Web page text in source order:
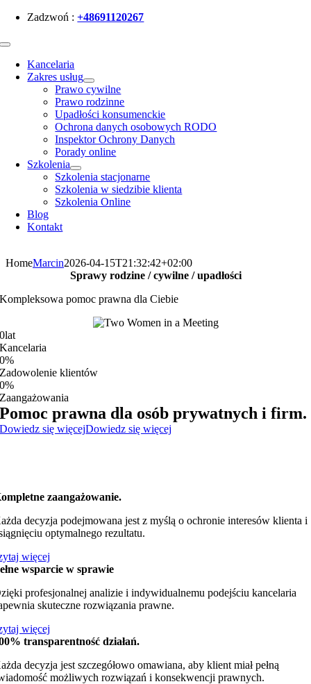
Skip
content
Zadzwoń :+48691120267
Toggle
NavigationKancelaria
Zakres usług
Prawo cywilne
Prawo rodzinne
Upadłości konsumenckie
Ochrona danych osobowych RODO
Inspektor Ochrony Danych
Porady online
Szkolenia
Szkolenia stacjonarne
Szkolenia w siedzibie klienta
Szkolenia Online
Blog
Kontakt
HomeMarcin2026-04-15T21:32:42+02:00
Sprawy rodzine / cywilne / upadłości
Kompleksowa pomoc prawna dla Ciebie
0lat
Kancelaria
0%
Zadowolenie klientów
0%
Zaangażowania
Pomoc prawna dla osób prywatnych i firm.
Dowiedz się więcejDowiedz się więcej
zaangażowanie.
decyzja podejmowana jest z myślą o ochronie interesów klienta i
optymalnego rezultatu.
więcej
wsparcie w sprawie
profesjonalnej analizie i indywidualnemu podejściu kancelaria
skuteczne rozwiązania prawne.
więcej
transparentność działań.
decyzja jest szczegółowo omawiana, aby klient miał pełną
możliwych rozwiązań i konsekwencji prawnych.